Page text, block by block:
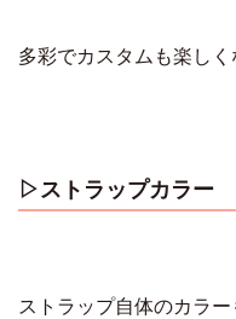
多彩でカスタムも楽し
▷ストラップカラー
ストラップ自体のカラ